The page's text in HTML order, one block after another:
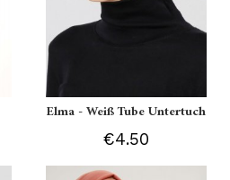
Elma - Weiß Tube Untertuch
€4.50